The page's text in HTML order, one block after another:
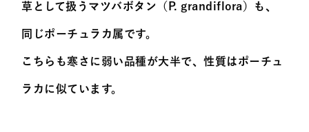
草として扱うマツバボタン（P. grandiflora）も、
同じポーチュラカ属です。
こちらも寒さに弱い品種が大半で、性質はポーチュ
ラカに似ています。